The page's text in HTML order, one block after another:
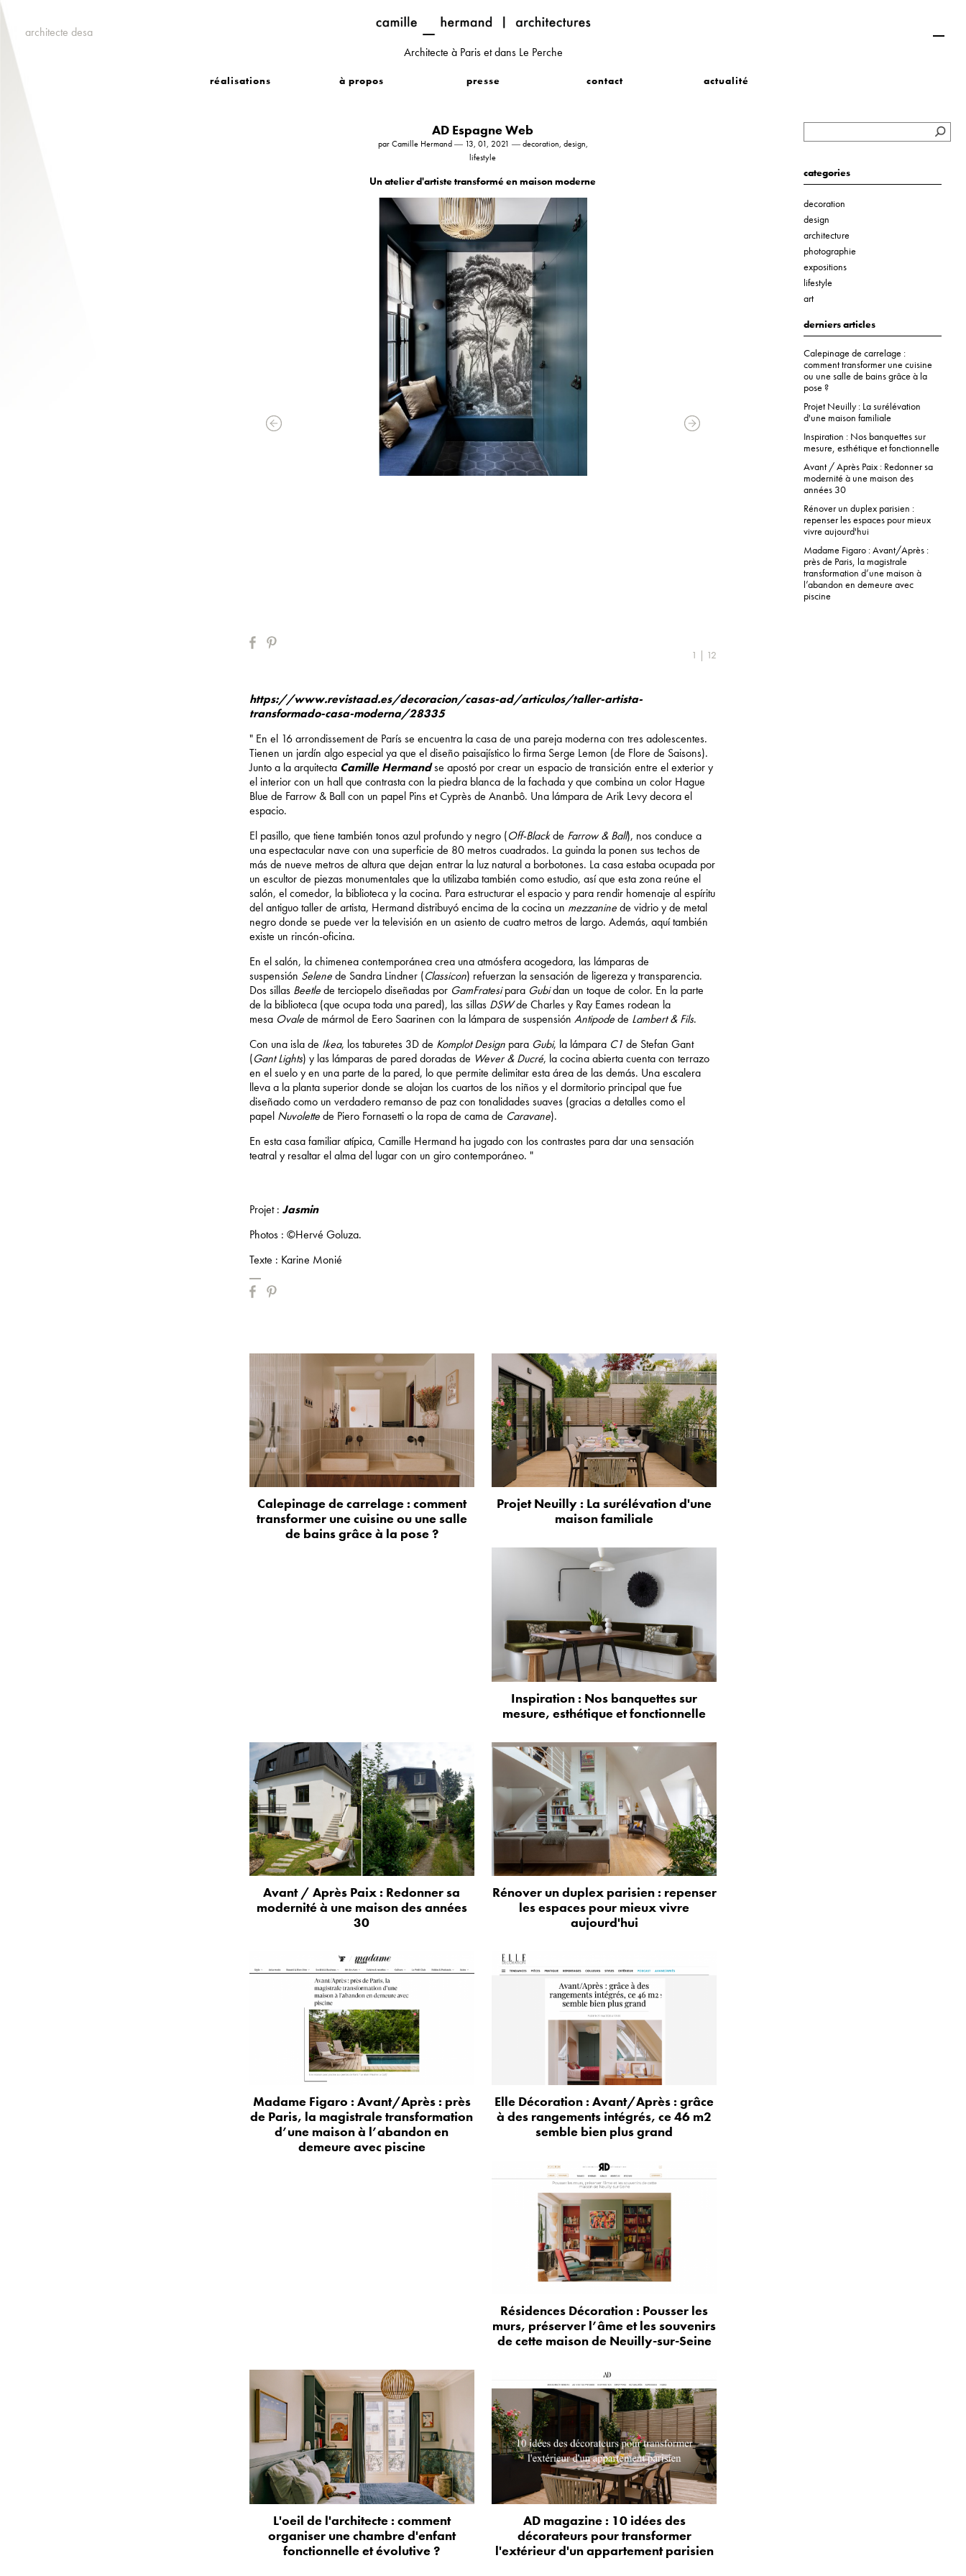
architecte desa
Architecte à Paris et dans Le Perche
réalisations à propos presse contact actualité
AD Espagne Web
par Camille Hermand ― 13, 01, 2021 ― decoration, design,
lifestyle
Un atelier d'artiste transformé en maison moderne
1 | 12
https://www.revistaad.es/decoracion/casas-ad/articulos/taller-artista-
transformado-casa-moderna/28335
" En el 16 arrondissement de París se encuentra la casa de una pareja moderna con tres adolescentes.
Tienen un jardín algo especial ya que el diseño paisajístico lo firma Serge Lemon (de Flore de Saisons).
Junto a la arquitecta Camille Hermandse apostó por crear un espacio de transición entre el exterior y
el interior con un hall que contrasta con la piedra blanca de la fachada y que combina un color Hague
Blue de Farrow & Ball con un papel Pins et Cyprès de Ananbô. Una lámpara de Arik Levy decora el
espacio.
El pasillo, que tiene también tonos azul profundo y negro (Off-Blackde Farrow & Ball), nos conduce a
una espectacular nave con una superficie de 80 metros cuadrados. La guinda la ponen sus techos de
más de nueve metros de altura que dejan entrar la luz natural a borbotones. La casa estaba ocupada por
un escultor de piezas monumentales que la utilizaba también como estudio, así que esta zona reúne el
salón, el comedor, la biblioteca y la cocina. Para estructurar el espacio y para rendir homenaje al espíritu
del antiguo taller de artista, Hermand distribuyó encima de la cocina un mezzaninede vidrio y de metal
negro donde se puede ver la televisión en un asiento de cuatro metros de largo. Además, aquí también
existe un rincón-oficina.
En el salón, la chimenea contemporánea crea una atmósfera acogedora, las lámparas de
suspensión Selenede Sandra Lindner (Classicon) refuerzan la sensación de ligereza y transparencia.
Dos sillas Beetlede terciopelo diseñadas por GamFratesipara Gubidan un toque de color. En la parte
de la biblioteca (que ocupa toda una pared), las sillas DSWde Charles y Ray Eames rodean la
mesa Ovalede mármol de Eero Saarinen con la lámpara de suspensión Antipodede Lambert & Fils.
Con una isla de Ikea, los taburetes 3D de Komplot Designpara Gubi, la lámpara C1 de Stefan Gant
(Gant Lights) y las lámparas de pared doradas de Wever & Ducré, la cocina abierta cuenta con terrazo
en el suelo y en una parte de la pared, lo que permite delimitar esta área de las demás. Una escalera
lleva a la planta superior donde se alojan los cuartos de los niños y el dormitorio principal que fue
diseñado como un verdadero remanso de paz con tonalidades suaves (gracias a detalles como el
papel Nuvolettede Piero Fornasetti o la ropa de cama de Caravane).
En esta casa familiar atípica, Camille Hermand ha jugado con los contrastes para dar una sensación
teatral y resaltar el alma del lugar con un giro contemporáneo. "
Projet : Jasmin
Photos : ©Hervé Goluza.
Texte : Karine Monié
Calepinage de carrelage : comment
transformer une cuisine ou une salle
de bains grâce à la pose ?
Projet Neuilly : La surélévation d'une
maison familiale
Inspiration : Nos banquettes sur
mesure, esthétique et fonctionnelle
Avant / Après Paix : Redonner sa
modernité à une maison des années
30
Rénover un duplex parisien : repenser
les espaces pour mieux vivre
aujourd'hui
Madame Figaro : Avant/Après : près
de Paris, la magistrale transformation
d’une maison à l’abandon en
demeure avec piscine
Elle Décoration : Avant/Après : grâce
à des rangements intégrés, ce 46 m2
semble bien plus grand
Résidences Décoration : Pousser les
murs, préserver l’âme et les souvenirs
de cette maison de Neuilly-sur-Seine
L'oeil de l'architecte : comment
organiser une chambre d'enfant
fonctionnelle et évolutive ?
AD magazine : 10 idées des
décorateurs pour transformer
l'extérieur d'un appartement parisien
categories
decoration
design
architecture
photographie
expositions
lifestyle
art
derniers articles
Calepinage de carrelage :
comment transformer une cuisine
ou une salle de bains grâce à la
pose ?
Projet Neuilly : La surélévation
d'une maison familiale
Inspiration : Nos banquettes sur
mesure, esthétique et fonctionnelle
Avant / Après Paix : Redonner sa
modernité à une maison des
années 30
Rénover un duplex parisien :
repenser les espaces pour mieux
vivre aujourd'hui
Madame Figaro : Avant/Après :
près de Paris, la magistrale
transformation d’une maison à
l’abandon en demeure avec
piscine